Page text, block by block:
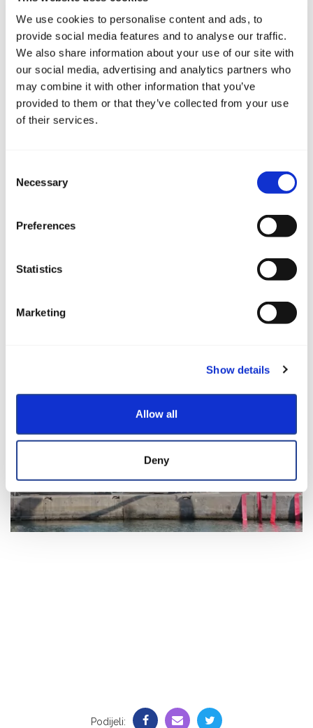
We use cookies to personalise content and ads, to
provide social media features and to analyse our traffic.
We also share information about your use of our site with
our social media, advertising and analytics partners who
may combine it with other information that you’ve
provided to them or that they’ve collected from your use
of their services.
Selection
Necessary
Preferences
Statistics
Marketing
Show details
Allow all
Deny
Podijeli: